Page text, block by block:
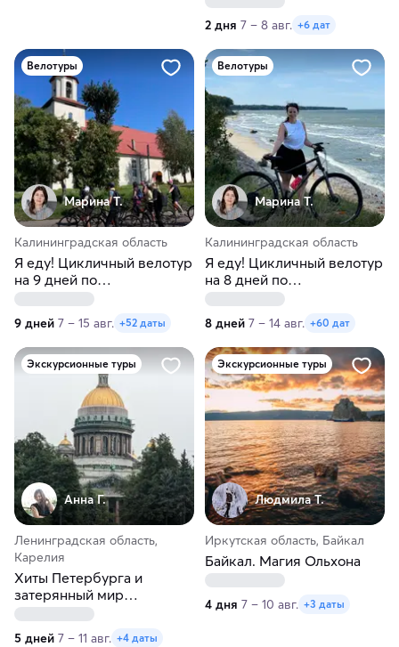
2 дня 7 – 8 авг. +6 дат
Велотуры
Марина Т.
Калининградская область
Я еду! Цикличный велотур
на 9 дней по
Калининградской области
9 дней 7 – 15 авг. +52 даты
Велотуры
Марина Т.
Калининградская область
Я еду! Цикличный велотур
на 8 дней по
Калининградской области
8 дней 7 – 14 авг. +60 дат
Экскурсионные туры
Анна Г.
Ленинградская область,
Карелия
Хиты Петербурга и
затерянный мир
водопадов Карелии
5 дней 7 – 11 авг. +4 даты
Экскурсионные туры
Людмила Т.
Иркутская область, Байкал
Байкал. Магия Ольхона
4 дня 7 – 10 авг. +3 даты